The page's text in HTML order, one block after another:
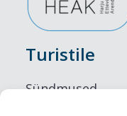
Turistile
Sündmused